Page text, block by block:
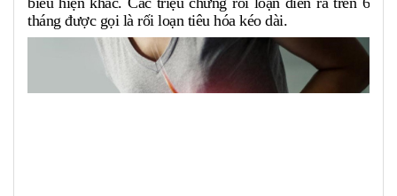
tháng được gọi là rối loạn tiêu hóa kéo dài.